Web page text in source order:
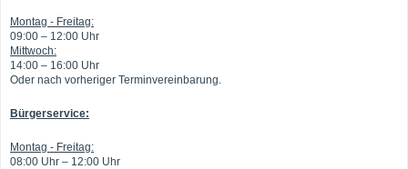
Montag - Freitag:
09:00 – 12:00 Uhr
Mittwoch:
14:00 – 16:00 Uhr
Oder nach vorheriger Terminvereinbarung.
Bürgerservice:
Montag - Freitag:
08:00 Uhr – 12:00 Uhr